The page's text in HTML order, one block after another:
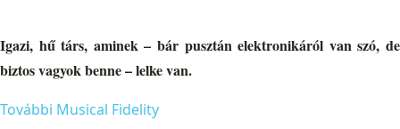
Igazi, hű társ, aminek – bár pusztán elektronikáról van szó, de
biztos vagyok benne – lelke van.
További Musical Fidelity